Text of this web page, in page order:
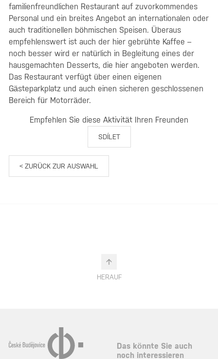
familienfreundlichen Restaurant auf zuvorkommendes
Personal und ein breites Angebot an internationalen oder
auch traditionellen böhmischen Speisen. Überaus
empfehlenswert ist auch der hier gebrühte Kaffee –
noch besser wird er natürlich in Begleitung eines der
hausgemachten Desserts, die hier angeboten werden.
Das Restaurant verfügt über einen eigenen
Gästeparkplatz und auch einen sicheren geschlossenen
Bereich für Motorräder.
Empfehlen Sie diese Aktivität Ihren Freunden
SDÍLET
< ZURÜCK ZUR AUSWAHL
HERAUF
Das könnte Sie auch
noch interessieren